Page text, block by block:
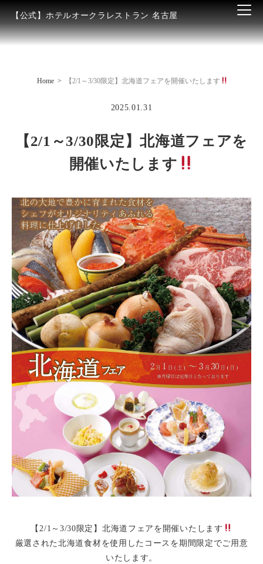
【公式】ホテルオークラレストラン 名古屋
Home 【2/1～3/30限定】北海道フェアを開催いたします
2025.01.31
【2/1～3/30限定】北海道フェアを
開催いたします
【2/1～3/30限定】北海道フェアを開催いたします
厳選された北海道食材を使用したコースを期間限定でご用意
いたします。